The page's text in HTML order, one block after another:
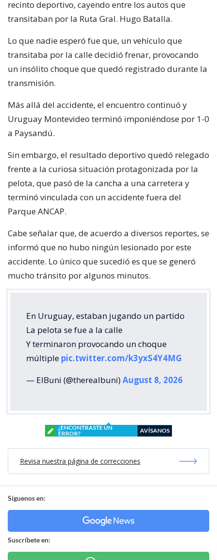
recinto deportivo, cayendo entre los autos que
transitaban por la Ruta Gral. Hugo Batalla.
Lo que nadie esperó fue que, un vehículo que
transitaba por la calle decidió frenar, provocando
un insólito choque que quedó registrado durante la
transmisión.
Más allá del accidente, el encuentro continuó y
Uruguay Montevideo terminó imponiéndose por 1-0
a Paysandú.
Sin embargo, el resultado deportivo quedó relegado
frente a la curiosa situación protagonizada por la
pelota, que pasó de la cancha a una carretera y
terminó vinculada con un accidente fuera del
Parque ANCAP.
Cabe señalar que, de acuerdo a diversos reportes, se
informó que no hubo ningún lesionado por este
accidente. Lo único que sucedió es que se generó
mucho tránsito por algunos minutos.
En Uruguay, estaban jugando un partido
La pelota se fue a la calle
Y terminaron provocando un choque
múltiple pic.twitter.com/k3yxS4Y4MG
— ElBuni (@therealbuni)August 8, 2026
¿ENCONTRASTE UN
ERROR?
AVÍSANOS
Revisa nuestra página de correcciones
Síguenos en:
Suscríbete en: